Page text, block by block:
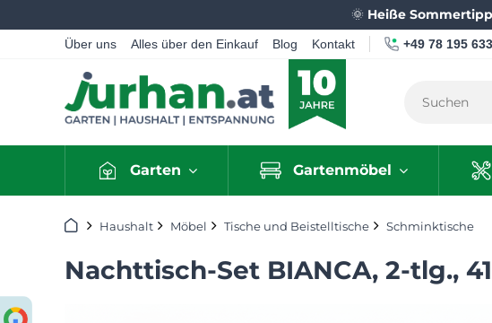
🌞 Heiße
Über uns Alles über den Einkauf Blog Kontakt +49 78 195
Garten Gartenmöbel
StartseiteHaushalt Möbel Tische und Beistelltische Schminktische
Nachttisch-Set BIANCA, 2-tlg.,